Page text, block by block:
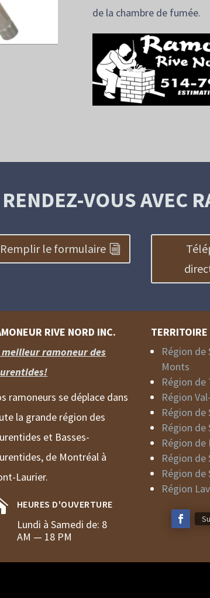
de la chambre de fumée.
VOUS AVEC
Remplir le formulaire
RIVE NORD INC.
meilleur ramoneur des
ramoneurs se déplace dans
la grande région des
et Basses-
de Montréal à
Laurier.
HEURES D'OUVERTURE
Lundi à Samedi de: 8
AM — 18 PM
TERRITOIRE
Région
Monts
Région
Région
Région de
Région de
Région de
Région
Région de
Région